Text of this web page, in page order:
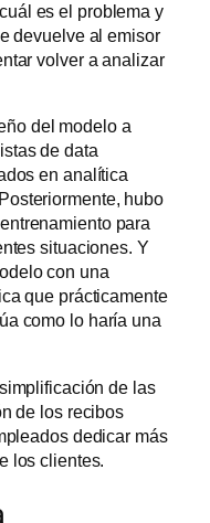
es el problema y
devuelve al emisor
volver a analizar
del modelo a
de data
en analítica
hubo
para
situaciones. Y
con una
que prácticamente
como lo haría una
de las
de los recibos
dedicar más
los clientes.